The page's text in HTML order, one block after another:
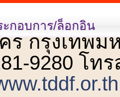
ะกอบการ/ล็อกอิน
น 2 ถนนวิ
ร กรุงเทพม
9280 โท